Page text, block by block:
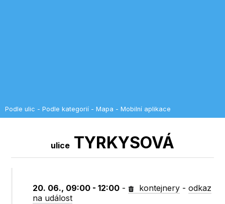
Podle ulic - Podle kategorií - Mapa - Mobilní aplikace
ulice TYRKYSOVÁ
20. 06., 09:00 - 12:00 - kontejnery -odkaz
na událost